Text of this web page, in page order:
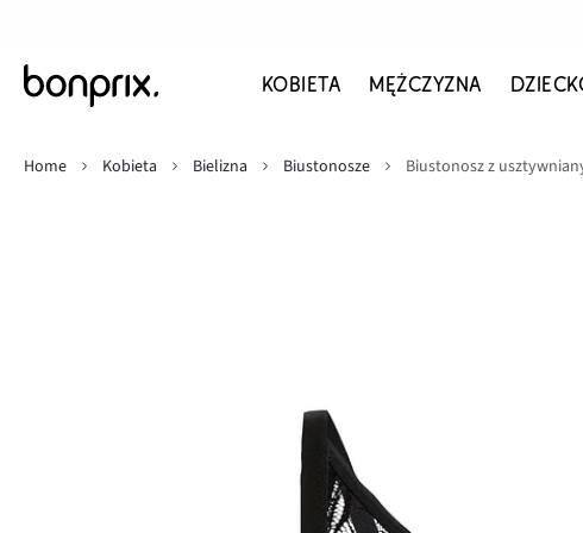
KOBIETA MĘŻCZYZNA
Home
Kobieta Bielizna Biustonosze Biustonosz z